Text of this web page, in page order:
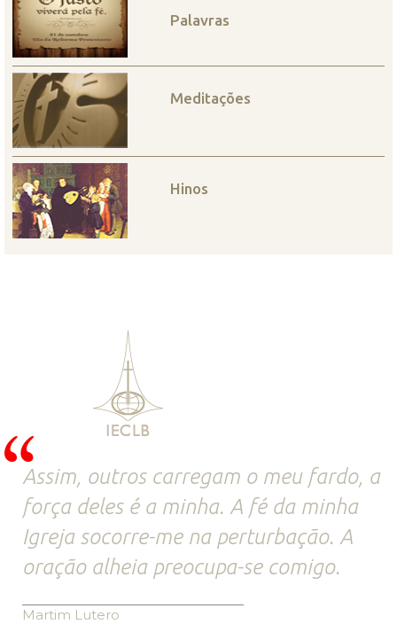
Palavras
Meditações
Hinos
Assim, outros carregam o meu fardo, a
força deles é a minha. A fé da minha
Igreja socorre-me na perturbação. A
oração alheia preocupa-se comigo.
Martim Lutero